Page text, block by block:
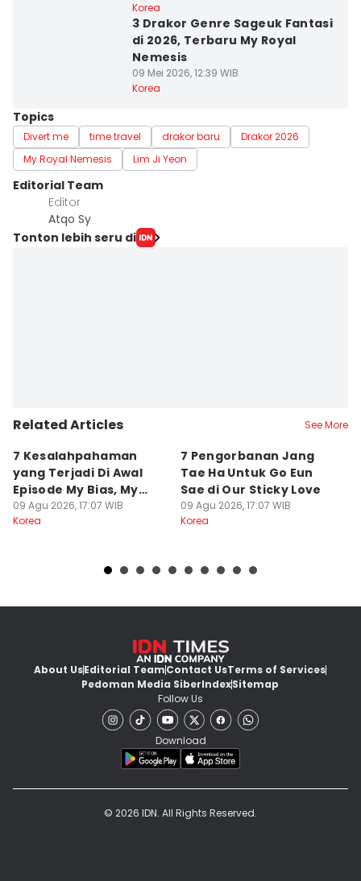
Korea
3 Drakor Genre Sageuk Fantasi
di 2026, Terbaru My Royal
Nemesis
09 Mei 2026, 12:39 WIB
Korea
Topics
Divert me time travel drakor baru
Drakor 2026
My Royal Nemesis
Lim Ji Yeon
Editorial Team
Editor
Atqo Sy
Tonton lebih seru di
Related Articles See More
7 Kesalahpahaman
yang Terjadi Di Awal
Episode My Bias, My
Boss
09 Agu 2026, 17:07 WIB
Korea
7 Pengorbanan Jang
Tae Ha Untuk Go Eun
Sae di Our Sticky Love
09 Agu 2026, 17:07 WIB
Korea
About UsEditorial TeamContact UsTerms of Services
Pedoman Media SiberIndexSitemap
Follow Us
Download
© 2026 IDN. All Rights Reserved.